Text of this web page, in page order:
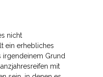
nicht
ein erhebliches
irgendeinem Grund
mit